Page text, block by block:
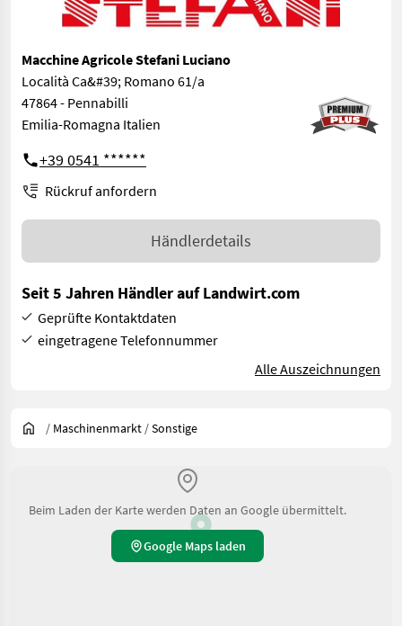
Macchine Agricole Stefani Luciano
Località Ca&#39; Romano 61/a
47864 - Pennabilli
Emilia-Romagna Italien
+39 0541 ******
Rückruf anfordern
Händlerdetails
Seit 5 Jahren Händler auf Landwirt.com
Geprüfte Kontaktdaten
eingetragene Telefonnummer
Alle Auszeichnungen
/ Maschinenmarkt /Sonstige
Beim Laden der Karte werden Daten an Google übermittelt.
Google Maps laden